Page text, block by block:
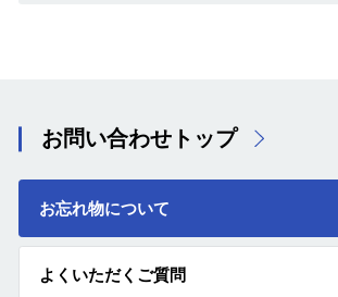
お問い合わせトップ
お忘れ物について
よくいただくご質問